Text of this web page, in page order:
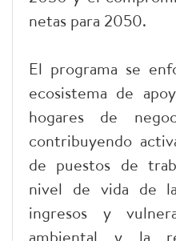
netas para 2050.
El programa se
ecosistema de
hogares de
contribuyendo
de puestos de
nivel de vida de
ingresos y
ambiental y la